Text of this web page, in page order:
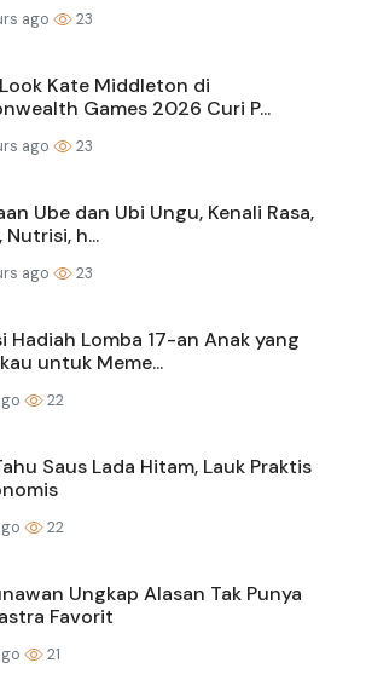
ago 23
Kate Middleton di
Games 2026 Curi P...
ago 23
Ube dan Ubi Ungu, Kenali Rasa,
Nutrisi, h...
ago 23
Hadiah Lomba 17-an Anak yang
untuk Meme...
22
Saus Lada Hitam, Lauk Praktis
22
Ungkap Alasan Tak Punya
Favorit
21